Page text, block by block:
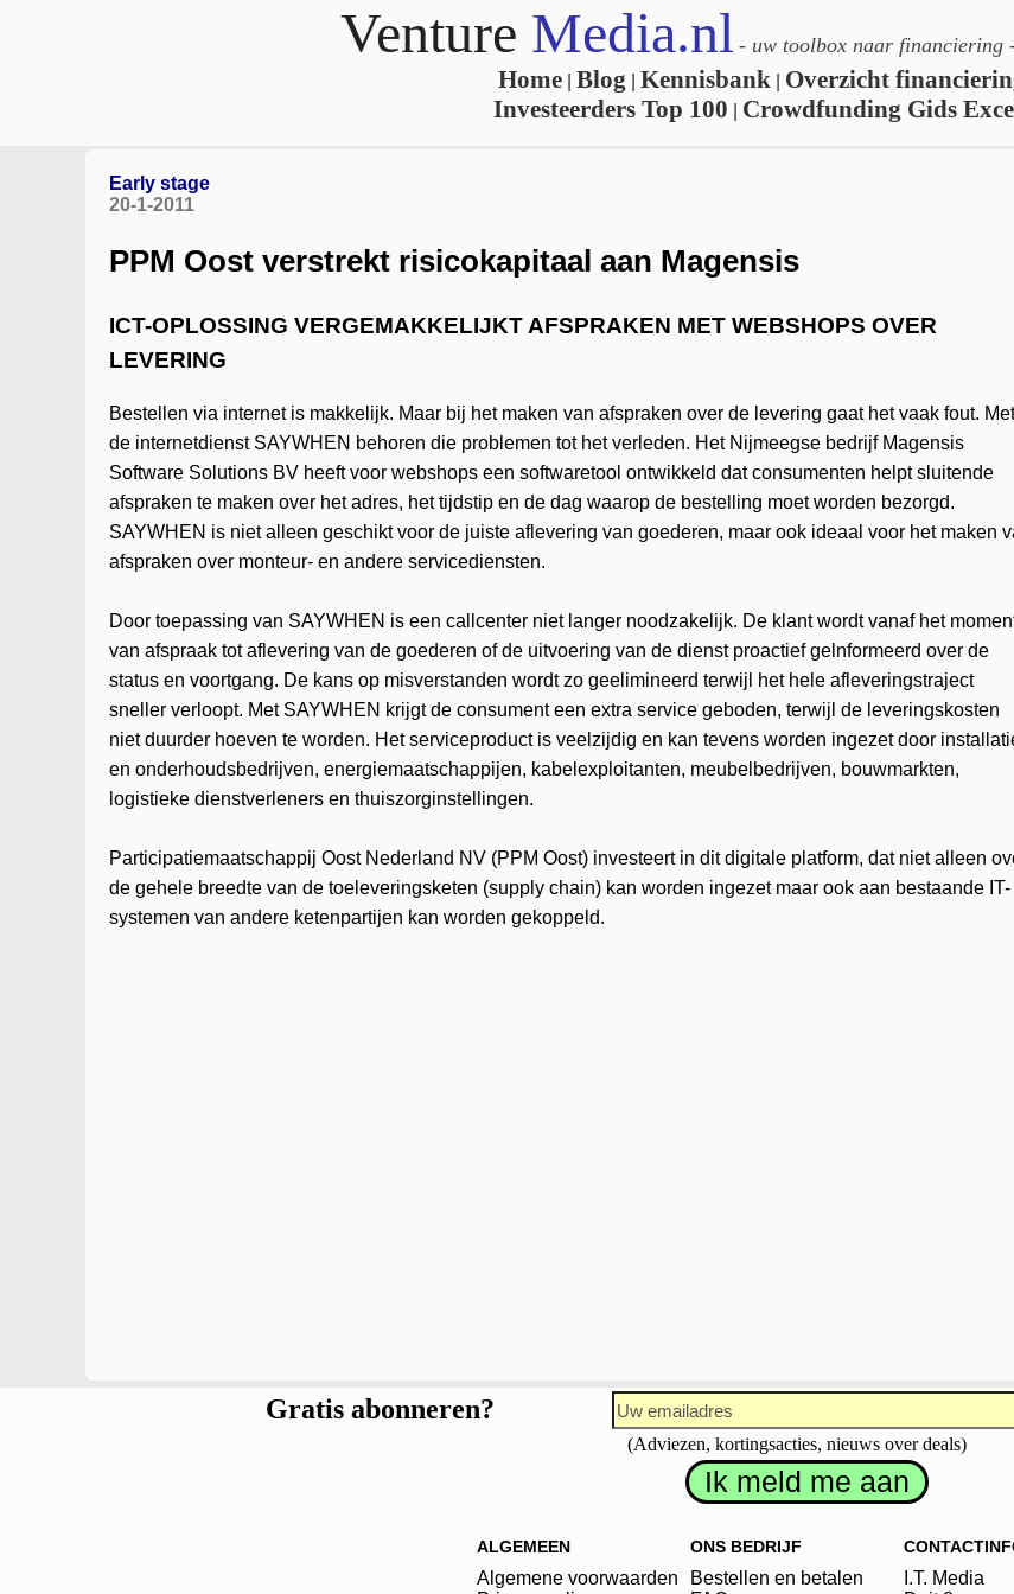
Venture Media.nl - uw toolbox naar financiering
Home Blog Kennisbank Overzicht
Investeerders Top 100 Crowdfunding Gids
Early stage
20-1-2011
PPM Oost verstrekt risicokapitaal aan Magensis
ICT-OPLOSSING VERGEMAKKELIJKT AFSPRAKEN MET WEBSHOPS OVER
LEVERING
Bestellen via internet is makkelijk. Maar bij het maken van afspraken over de levering gaat het vaak fout. Met
de internetdienst SAYWHEN behoren die problemen tot het verleden. Het Nijmeegse bedrijf Magensis
Software Solutions BV heeft voor webshops een softwaretool ontwikkeld dat consumenten helpt sluitende
afspraken te maken over het adres, het tijdstip en de dag waarop de bestelling moet worden bezorgd.
SAYWHEN is niet alleen geschikt voor de juiste aflevering van goederen, maar ook ideaal voor het maken
afspraken over monteur- en andere servicediensten.
Door toepassing van SAYWHEN is een callcenter niet langer noodzakelijk. De klant wordt vanaf het
van afspraak tot aflevering van de goederen of de uitvoering van de dienst proactief gelnformeerd over de
status en voortgang. De kans op misverstanden wordt zo geelimineerd terwijl het hele afleveringstraject
sneller verloopt. Met SAYWHEN krijgt de consument een extra service geboden, terwijl de leveringskosten
niet duurder hoeven te worden. Het serviceproduct is veelzijdig en kan tevens worden ingezet door
en onderhoudsbedrijven, energiemaatschappijen, kabelexploitanten, meubelbedrijven, bouwmarkten,
logistieke dienstverleners en thuiszorginstellingen.
Participatiemaatschappij Oost Nederland NV (PPM Oost) investeert in dit digitale platform, dat niet alleen
de gehele breedte van de toeleveringsketen (supply chain) kan worden ingezet maar ook aan bestaande IT-
systemen van andere ketenpartijen kan worden gekoppeld.
Gratis abonneren?
(Adviezen, kortingsacties, nieuws over deals)
ALGEMEEN
Algemene voorwaarden
ONS BEDRIJF
Bestellen en betalen
I.T. Media